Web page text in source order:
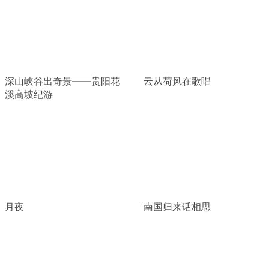
深山峡谷出奇景——贵阳花
溪高坡纪游
云从荷风在歌唱
月夜 南国归来话相思